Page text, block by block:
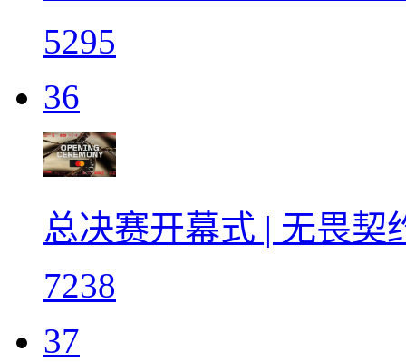
5295
36
总决赛开幕式 | 无畏契
7238
37